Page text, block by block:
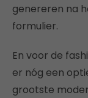
genereren na
formulier.
En voor de
er nóg een
grootste